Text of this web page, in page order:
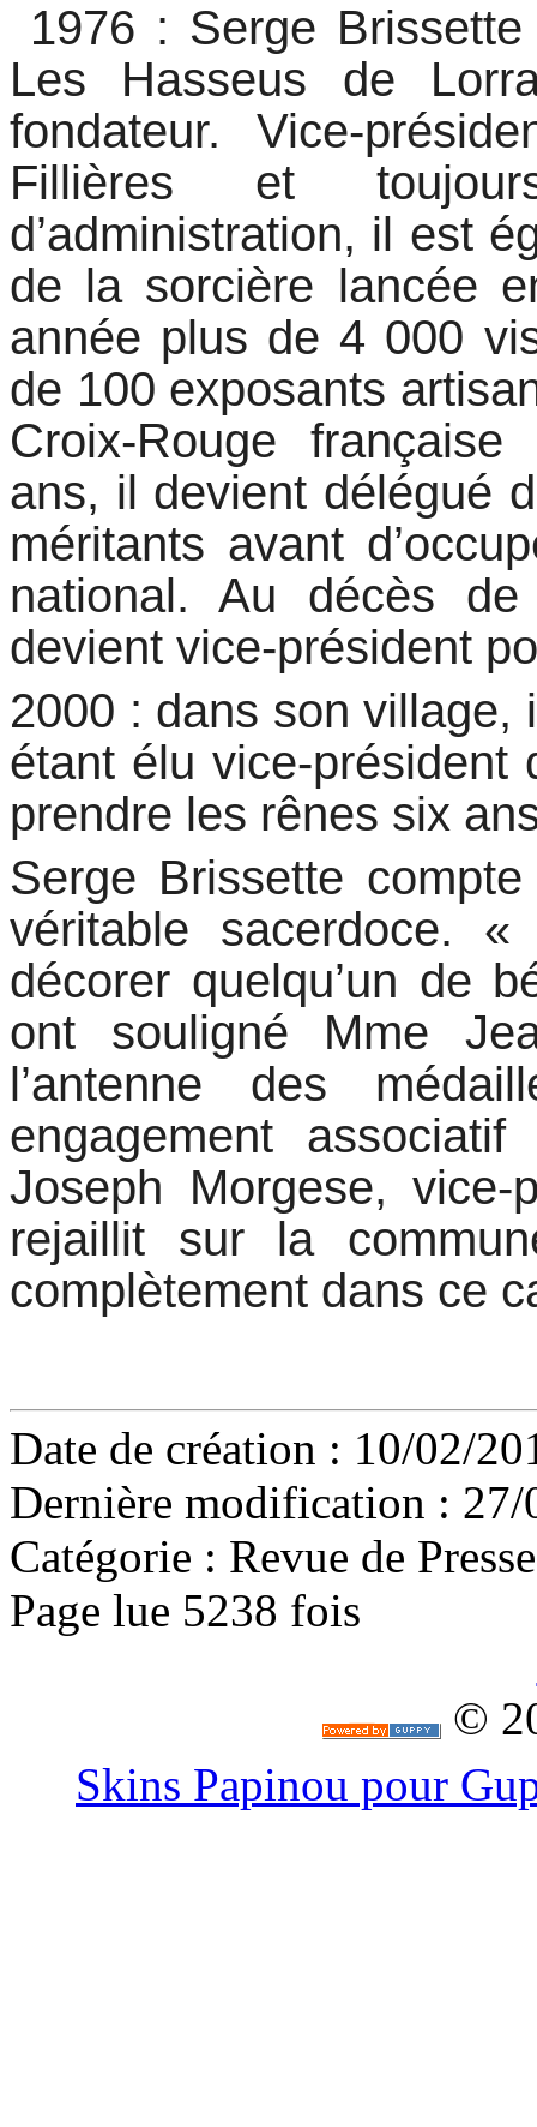
 1976 : Serge
Les Hasseus de
fondateur. Vice-
Fillières et
d’administration, il est
de la sorcière lancée
année plus de 4 000
de 100 exposants
Croix-Rouge
ans, il devient délégué
méritants avant
national. Au décès
devient vice-président
2000 : dans son village,
étant élu vice-président
prendre les rênes six
Serge Brissette
véritable sacerdoce. «
décorer quelqu’un de
ont souligné Mme
l’antenne des
engagement
Joseph Morgese,
rejaillit sur la
complètement dans ce
Date de création : 10/02/
Dernière modification :
Catégorie : Revue de Presse
Page lue 5238 fois
©
Skins Papinou pour